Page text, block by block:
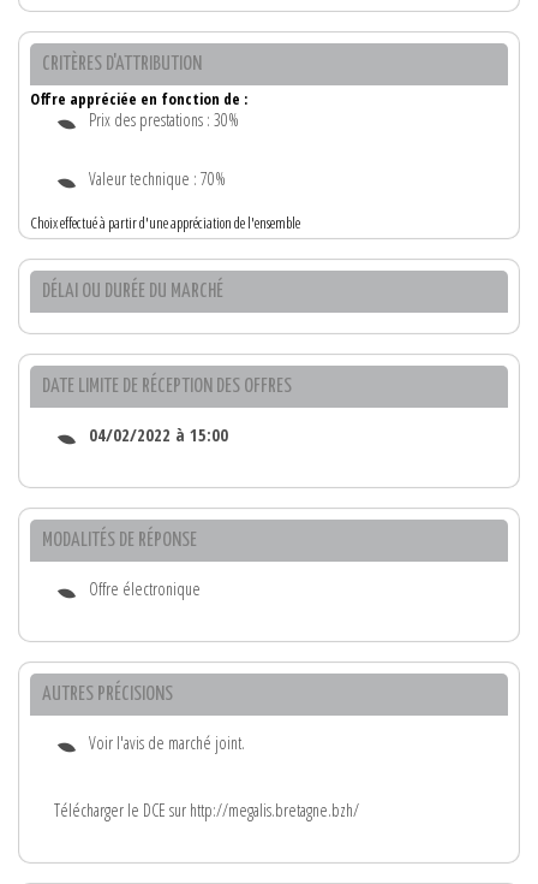
CRITÈRES D'ATTRIBUTION
Offre appréciée en fonction de :
Prix des prestations : 30%
Valeur technique : 70%
Choix effectué à partir d'une appréciation de l'ensemble
DÉLAI OU DURÉE DU MARCHÉ
DATE LIMITE DE RÉCEPTION DES OFFRES
04/02/2022 à 15:00
MODALITÉS DE RÉPONSE
Offre électronique
AUTRES PRÉCISIONS
Voir l'avis de marché joint.
Télécharger le DCE sur http://megalis.bretagne.bzh/